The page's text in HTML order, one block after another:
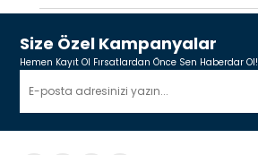
Size Özel Kampanyalar
Hemen Kayıt Ol Fırsatlardan Önce Sen Haberdar Ol!